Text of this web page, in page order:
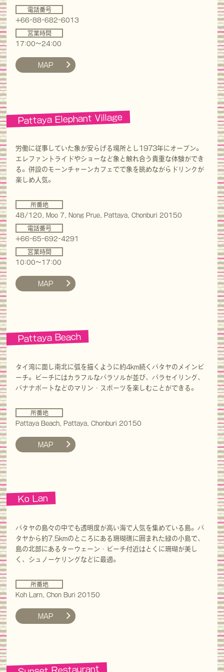
電話番号
+66-88-682-6013
営業時間
17:00～24:00
MAP
Pattaya Elephant Village
労働に従事していた象が安らげる場所とし1973年にオープン。
エレファントライドやショーなど象と触れ合う貴重な体験ができ
る。併設のモーンチャーンカフェでで象を眺めながらドリンクが
楽しめ人気。
所番地
48/120, Moo 7, Nong Prue, Pattaya, Chonburi 20150
電話番号
+66-65-692-4291
営業時間
10:00～17:00
MAP
Pattaya Beach
タイ湾に面し南北に弧を描くように約4km続くパタヤのメインビ
ーチ。ビーチにはカラフルなパラソルが並び、パラセイリング、
バナナボートなどのマリン・スポーツを楽しむことができる。
所番地
Pattaya Beach, Pattaya, Chonburi 20150
MAP
Ko Lan
パタヤの島々の中でも透明度が高い海で人気を集めている島。パ
タヤから約7.5kmのところにある珊瑚礁に囲まれた緑の小島で、
島の北部にあるターウェーン・ビーチ付近はとくに珊瑚が美し
く、シュノーケリングなどに最適。
所番地
Koh Larn, Chon Buri 20150
MAP